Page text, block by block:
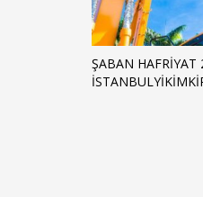
ŞABAN HAFRİYAT